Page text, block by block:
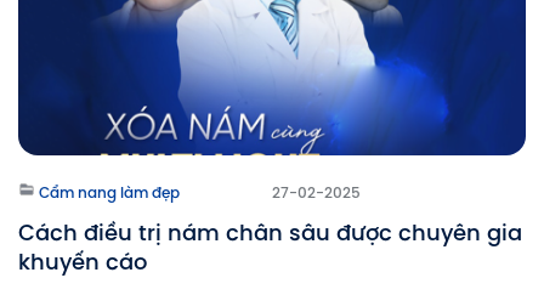
Cẩm nang làm đẹp 27-02-2025
Cách điều trị nám chân sâu được chuyên gia
khuyến cáo